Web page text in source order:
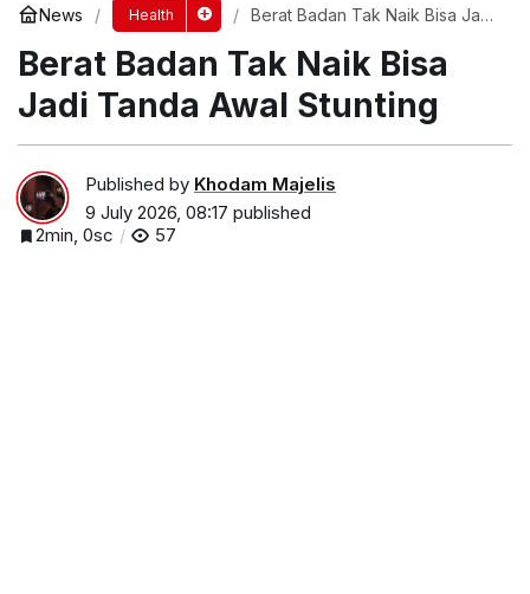
News Health
Berat Badan Tak Naik Bisa Jadi
Berat Badan Tak Naik Bisa
Jadi Tanda Awal Stunting
Published by Khodam Majelis
9 July 2026, 08:17 published
2min, 0sc
57